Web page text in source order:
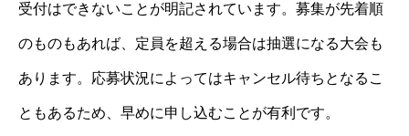
受付はできないことが明記されています。募集が先着順
のものもあれば、定員を超える場合は抽選になる大会も
あります。応募状況によってはキャンセル待ちとなるこ
ともあるため、早めに申し込むことが有利です。